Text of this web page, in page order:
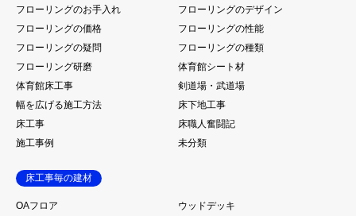
フローリングのお手入れ
フローリングのデザイン
フローリングの価格
フローリングの性能
フローリングの疑問
フローリングの種類
フローリング研磨
体育館シート材
体育館床工事
剣道場・武道場
幅を広げる施工方法
床下地工事
床工事
床職人奮闘記
施工事例
未分類
床工事毎の建材
OAフロア
ウッドデッキ